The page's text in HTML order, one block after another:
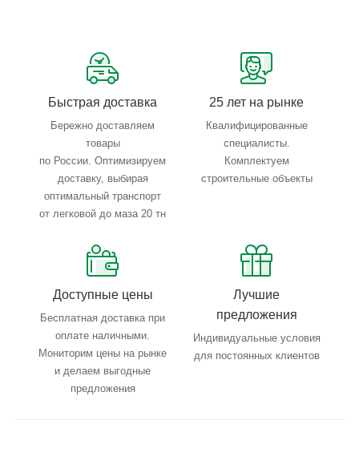
Тройной весовой контроль: въезд, погрузка, выезд
Быстрая доставка
Бережно доставляем
товары
по России. Оптимизируем
доставку, выбирая
оптимальный транспорт
от легковой до маза 20 тн
25 лет на рынке
Квалифицированные
специалисты.
Комплектуем
строительные объекты
Доступные цены
Бесплатная доставка при
оплате наличными.
Мониторим цены на рынке
и делаем выгодные
предложения
Лучшие
предложения
Индивидуальные условия
для постоянных клиентов